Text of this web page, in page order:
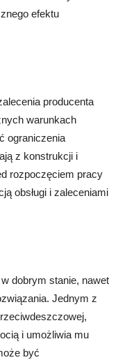
efektu
producenta
warunkach
ograniczenia
z konstrukcji i
rozpoczęciem pracy
obsługi i zaleceniami
dobrym stanie, nawet
Jednym z
i umożliwia mu
być